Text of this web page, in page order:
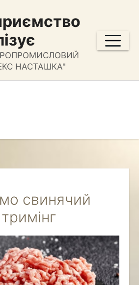
НАСТАШКА"
свинячий